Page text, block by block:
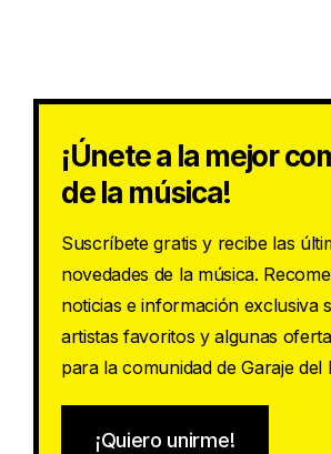
¡Únete a la mejor
de la música!
Suscríbete gratis y recibe las
novedades de la música.
noticias e información exclusiva
artistas favoritos y algunas
para la comunidad de Garaje del
¡Quiero unirme!